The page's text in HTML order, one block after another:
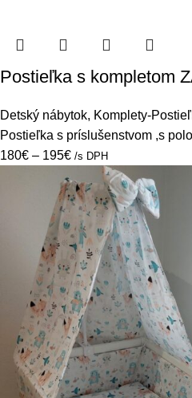
Postieľka s kompletom
Detský nábytok, Komplety-
Postieľka s príslušenstvom ,s
180€ – 195€ /s DPH